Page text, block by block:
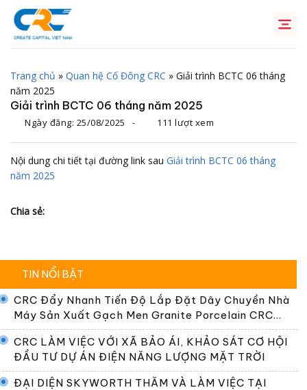
Chuyển
đến
dung
Trang chủ » Quan hệ Cổ Đông CRC » Giải trình BCTC 06 tháng
năm 2025
Giải trình BCTC 06 tháng năm 2025
Ngày đăng: 25/08/2025 - 111 lượt xem
Nội dung chi tiết tại đường link sau Giải trình BCTC 06 tháng
năm 2025
Chia sẻ:
TIN NỔI BẬT
CRC Đẩy Nhanh Tiến Độ Lắp Đặt Dây Chuyền Nhà
Máy Sản Xuất Gạch Men Granite Porcelain CRC
Premier
CRC LÀM VIỆC VỚI XÃ BẢO ÁI, KHẢO SÁT CƠ HỘI
ĐẦU TƯ DỰ ÁN ĐIỆN NĂNG LƯỢNG MẶT TRỜI
ĐẠI DIỆN SKYWORTH THĂM VÀ LÀM VIỆC TẠI